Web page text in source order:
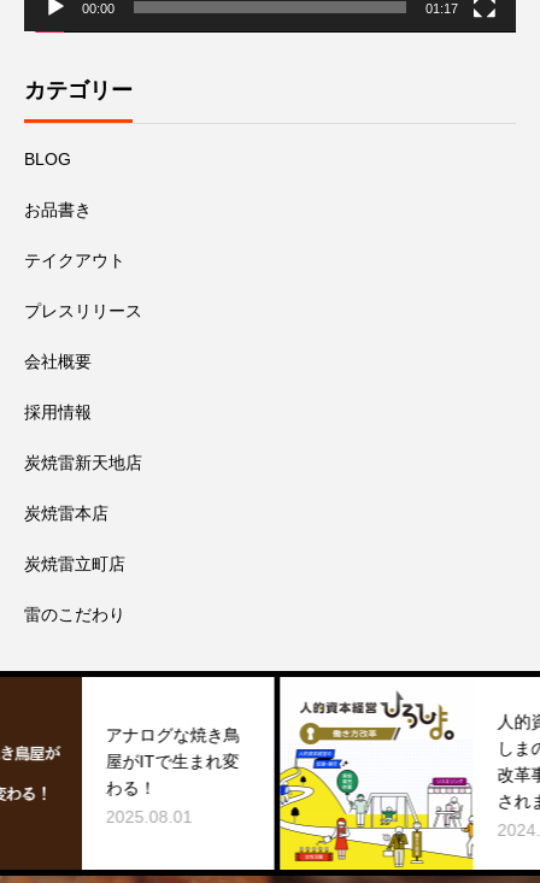
00:00 01:17
カテゴリー
BLOG
お品書き
テイクアウト
プレスリリース
会社概要
採用情報
炭焼雷新天地店
炭焼雷本店
炭焼雷立町店
雷のこだわり
アナログな焼き⿃
屋がITで⽣まれ変
わる！
人的資本経営ひろ
しまのHP「働き方
改革事例」で紹介
されました
2024.12.13